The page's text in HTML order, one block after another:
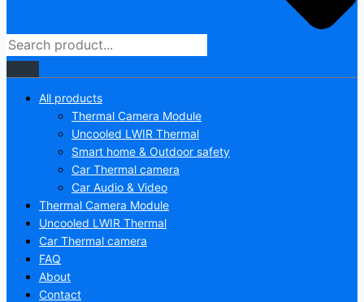
All products
Thermal Camera Module
Uncooled LWIR Thermal
Smart home & Outdoor safety
Car Thermal camera
Car Audio & Video
Thermal Camera Module
Uncooled LWIR Thermal
Car Thermal camera
FAQ
About
Contact